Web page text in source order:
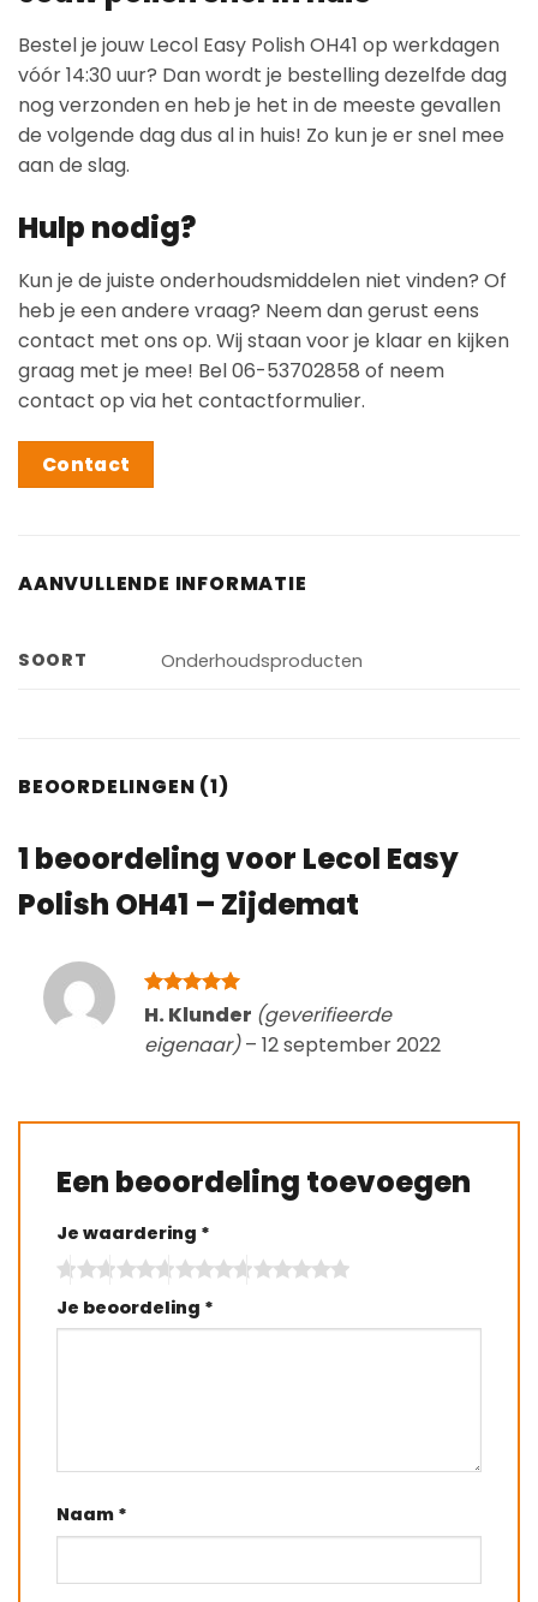
Bestel je jouw Lecol Easy Polish OH41 op werkdagen
vóór 14:30 uur? Dan wordt je bestelling dezelfde dag
nog verzonden en heb je het in de meeste gevallen
de volgende dag dus al in huis! Zo kun je er snel mee
aan de slag.
Hulp nodig?
Kun je de juiste onderhoudsmiddelen niet vinden? Of
heb je een andere vraag? Neem dan gerust eens
contact met ons op. Wij staan voor je klaar en kijken
graag met je mee! Bel 06-53702858 of neem
contact op via het contactformulier.
Contact
AANVULLENDE INFORMATIE
SOORT Onderhoudsproducten
BEOORDELINGEN (1)
1 beoordeling voor Lecol Easy
Polish OH41 – Zijdemat
Gewaardeerd
H. Klunder (geverifieerde
eigenaar) – 12 september 2022
Een beoordeling toevoegen
Je waardering *
Je beoordeling *
Naam *